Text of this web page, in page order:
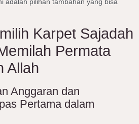
Karpet Sajadah
Permata
Allah
Anggaran dan
Pertama dalam